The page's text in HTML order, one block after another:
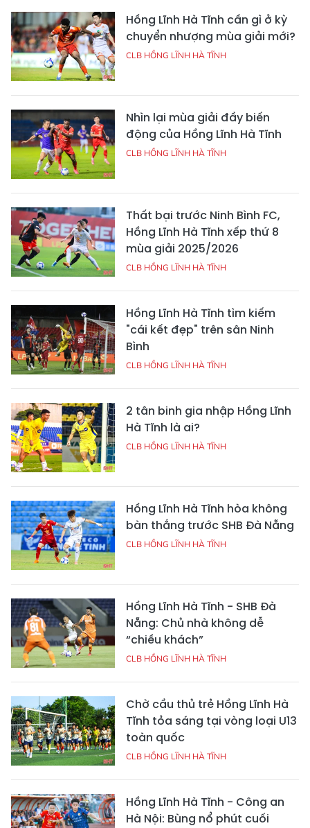
Hồng Lĩnh Hà Tĩnh cần gì ở kỳ
chuyển nhượng mùa giải mới?
CLB HỒNG LĨNH HÀ TĨNH
Nhìn lại mùa giải đầy biến
động của Hồng Lĩnh Hà Tĩnh
CLB HỒNG LĨNH HÀ TĨNH
Thất bại trước Ninh Bình FC,
Hồng Lĩnh Hà Tĩnh xếp thứ 8
mùa giải 2025/2026
CLB HỒNG LĨNH HÀ TĨNH
Hồng Lĩnh Hà Tĩnh tìm kiếm
"cái kết đẹp" trên sân Ninh
Bình
CLB HỒNG LĨNH HÀ TĨNH
2 tân binh gia nhập Hồng Lĩnh
Hà Tĩnh là ai?
CLB HỒNG LĨNH HÀ TĨNH
Hồng Lĩnh Hà Tĩnh hòa không
bàn thắng trước SHB Đà Nẵng
CLB HỒNG LĨNH HÀ TĨNH
Hồng Lĩnh Hà Tĩnh - SHB Đà
Nẵng: Chủ nhà không dễ
“chiều khách”
CLB HỒNG LĨNH HÀ TĨNH
Chờ cầu thủ trẻ Hồng Lĩnh Hà
Tĩnh tỏa sáng tại vòng loại U13
toàn quốc
CLB HỒNG LĨNH HÀ TĨNH
Hồng Lĩnh Hà Tĩnh - Công an
Hà Nội: Bùng nổ phút cuối